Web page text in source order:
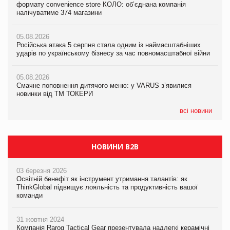
формату convenience store КОЛО: об’єднана компанія
налічуватиме 374 магазини
05.08.2026
Російська атака 5 серпня стала одним із наймасштабніших
ударів по українському бізнесу за час повномасштабної війни
05.08.2026
Смачне поповнення дитячого меню: у VARUS з’явилися
новинки від ТМ ТОКЕРИ
всі новини
Смачне поповнення дитячого меню: у VARUS з’явилися
новинки від ТМ ТОКЕРИ
05.08.2026
Сергій Лісунов про заморожені хлібобулочні вироби на
PrivateLabel&FMCG Master 2026
04.08.2026
Через атаку РФ у Дніпрі пошкоджено склад шоколаду
Millennium
продуктів
НОВИНИ B2B
03 березня 2026
Освітній бенефіт як інструмент утримання талантів: як
ThinkGlobal підвищує лояльність та продуктивність вашої
команди
31 жовтня 2024
Компанія Rarog Tactical Gear презентувала надлегкі керамічні